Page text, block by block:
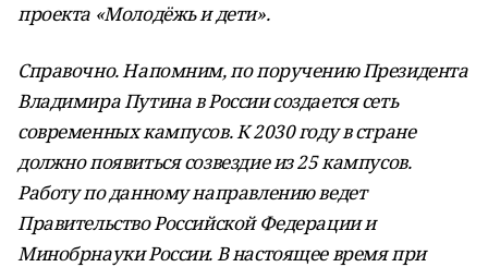
проекта «Молодёжь и дети».
Справочно.Напомним, по поручению Президента
Владимира Путина в России создается сеть
современных кампусов. К 2030 году в стране
должно появиться созвездие из 25 кампусов.
Работу по данному направлению ведет
Правительство Российской Федерации и
Минобрнауки России. В настоящее время при